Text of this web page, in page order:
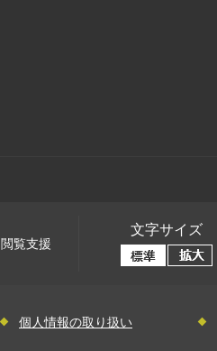
閲覧支援
文字サイズ
個人情報の取り扱い